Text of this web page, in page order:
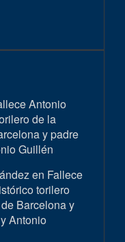
Antonio
de la
y padre
Guillén
en Fallece
torilero
Barcelona y
Antonio